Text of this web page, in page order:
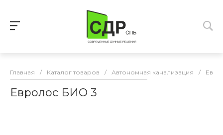
Главная / Каталог товаров / Автономная канализация /
Евролос БИО 3